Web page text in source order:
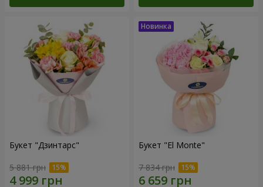
Букет "Дзинтарс"
5 881 грн
Букет "El Monte"
7 834 грн